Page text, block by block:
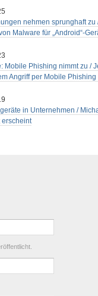
nehmen sprunghaft
Malware für „Android“-
Mobile Phishing nimmt zu /
Angriff per Mobile
in Unternehmen /
erscheint